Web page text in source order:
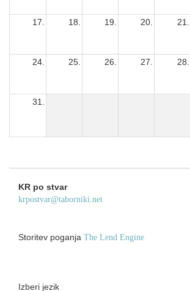
17. 18. 19. 20. 21.
24. 25. 26. 27. 28.
31.
KR po stvar
krpostvar@taborniki.net
Storitev poganja The Lend Engine
Izberi jezik